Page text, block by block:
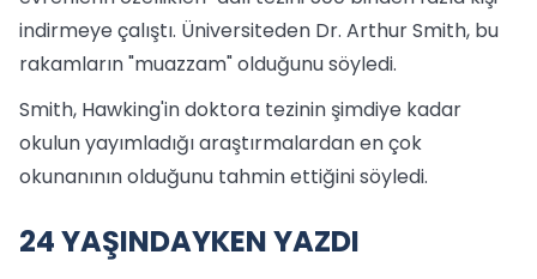
indirmeye çalıştı. Üniversiteden Dr. Arthur Smith, bu
rakamların "muazzam" olduğunu söyledi.
Smith, Hawking'in doktora tezinin şimdiye kadar
okulun yayımladığı araştırmalardan en çok
okunanının olduğunu tahmin ettiğini söyledi.
24 YAŞINDAYKEN YAZDI